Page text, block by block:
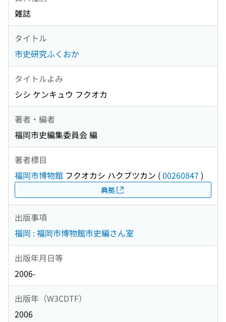
雑誌
タイトル
市史研究ふくおか
タイトルよみ
シシ ケンキュウ フクオカ
著者・編者
福岡市史編集委員会 編
著者標目
福岡市博物館 フクオカシ ハクブツカン (00260847 )
典拠
出版事項
福岡 : 福岡市博物館市史編さん室
出版年月日等
2006-
出版年（W3CDTF）
2006